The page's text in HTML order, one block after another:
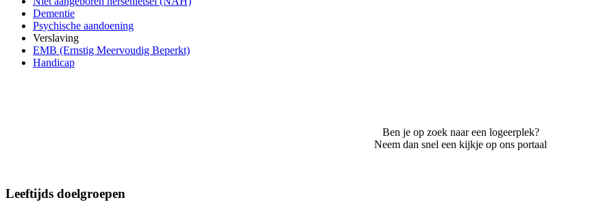
Dementie
Psychische aandoening
Verslaving
EMB (Ernstig Meervoudig Beperkt)
Handicap
Ben je op zoek naar een logeerplek?
Neem dan snel een kijkje op ons portaal
Leeftijds doelgroepen